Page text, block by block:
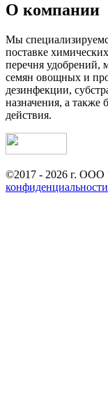
О компании
Мы
поставке
перечня удобрений,
семян овощных и
дезинфекции,
назначения, а также
действия.
©2017 - 2026 г. ООО